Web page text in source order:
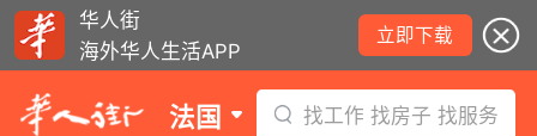
华人街
海外华人生活APP
立即下载
法国 找工作 找房子 找服务